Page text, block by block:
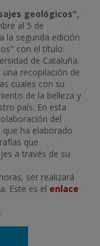
geológicos",
al 5 de
la segunda edición
con el título:
de Cataluña.
recopilación de
cuales con su
de la belleza y
país. En esta
del
ha elaborado
que
a través de su
ser realizará
Este es el enlace